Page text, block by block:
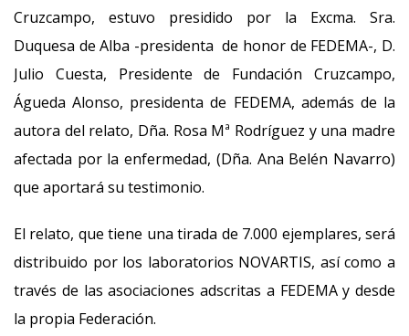
Cruzcampo, estuvo presidido por la Excma. Sra.
Duquesa de Alba -presidenta de honor de FEDEMA-, D.
Julio Cuesta, Presidente de Fundación Cruzcampo,
Águeda Alonso, presidenta de FEDEMA, además de la
autora del relato, Dña. Rosa Mª Rodríguez y una madre
afectada por la enfermedad, (Dña. Ana Belén Navarro)
que aportará su testimonio.
El relato, que tiene una tirada de 7.000 ejemplares, será
distribuido por los laboratorios NOVARTIS, así como a
través de las asociaciones adscritas a FEDEMA y desde
la propia Federación.